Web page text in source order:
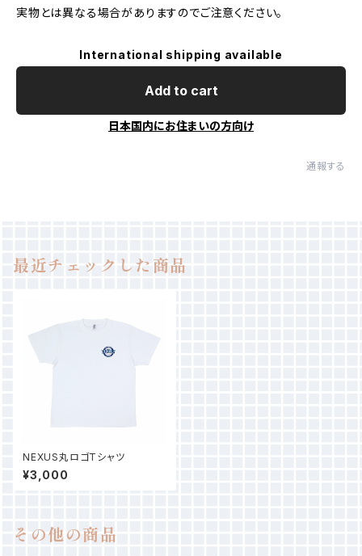
実物とは異なる場合がありますのでご注意ください。
International shipping available
Add to cart
日本国内にお住まいの方向け
通報する
最近チェックした商品
NEXUS丸ロゴTシャツ
¥3,000
その他の商品